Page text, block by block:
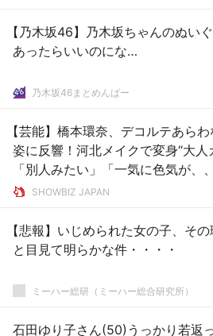
【乃木坂46】乃木坂ちゃんのぬい
あったらいいのにな…
乃木坂46まとめんばー
【芸能】橋本環奈、デコルテあらわ
姿に反響！河北メイクで変身“大人
「別人みたい」「一気に色気が、
声
SHOWBIZ JAPAN
【悲報】いじめられた女の子、そ
と目見て明らかな件・・・・
ミーハー総研（ミーハー総合研究所）
石田ゆり子さん(50)うっかり若返